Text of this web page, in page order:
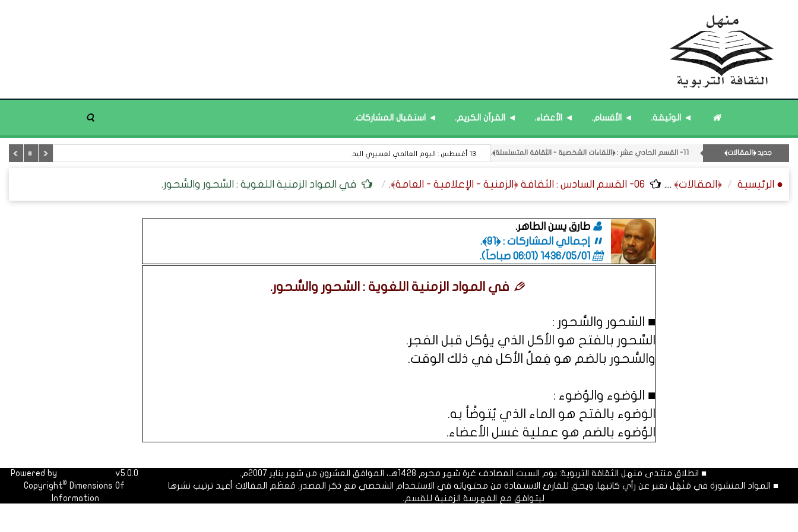
◄ الوثيقة. ◄ الأقسام. ◄ الأعضاء. ◄ القرآن الكريم. ◄ استقبال المشاركات.
جديد ﴿المقالات﴾
۝ قائمة مُثبتة : مشرف منهل الثقافة التربوية.
۝ قائمة مُحدَّثة : مختارات من جديد المشاركات.
11- القسم الحادي عشر : ﴿اللقاءات الشخصية - الثقافة المتسلسلة﴾.
۝ قائمة مُحدَّثة : مختارات من المشاركات المُحدَّثة.
13 أغسطس : اليوم العالمي لعسيري اليد.
● الرئيسية ﴿المقالات﴾ .... 06- القسم السادس : الثقافة ﴿الزمنية - الإعلامية - العامة﴾. في المواد الزمنية اللغوية : السَّحور والسُّحور.
طارق يسن الطاهر.
إجمالي المشاركات : ﴿91﴾.
1436/05/01 (06:01 صباحاً)
.
في المواد الزمنية اللغوية : السَّحور والسُّحور.
■ السَّحور والسُّحور :
السَّحور بالفتح هو الأكل الذي يؤكل قبل الفجر.
والسُّحور بالضم هو فِعلُ الأكل في ذلك الوقت.
■ الوَضوء والوُضوء :
الوَضوء بالفتح هو الماء الذي يُتوضَّأ به.
الوُضوء بالضم هو عملية غسل الأعضاء.
■ انطلاق منتدى منهل الثقافة التربوية: يوم السبت المصادف غرة شهر محرم 1428هـ، الموافق العشرون من شهر يناير 2007م.
■ المواد المنشورة في مَنْهَل تعبر عن رأي كاتبها. ويحق للقارئ الاستفادة من محتوياته في الاستخدام الشخصي مع ذكر المصدر. مُعظَم المقالات أعيد ترتيب نشرها
ليتوافق مع الفهرسة الزمنية للقسم.
Powered by
v5.0.0
Copyright© Dimensions Of
Information.